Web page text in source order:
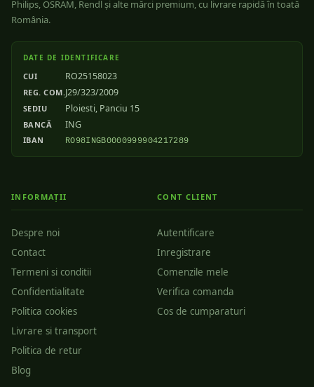
Philips, OSRAM, Rendl și alte mărci premium, cu livrare rapidă în toată
România.
DATE DE IDENTIFICARE
CUI RO25158023
REG. COM.J29/323/2009
SEDIU Ploiesti, Panciu 15
BANCĂ ING
IBAN RO98INGB0000999904217289
INFORMAȚII
Despre noi
Contact
Termeni si conditii
Confidentialitate
Politica cookies
Livrare si transport
Politica de retur
Blog
CONT CLIENT
Autentificare
Inregistrare
Comenzile mele
Verifica comanda
Cos de cumparaturi